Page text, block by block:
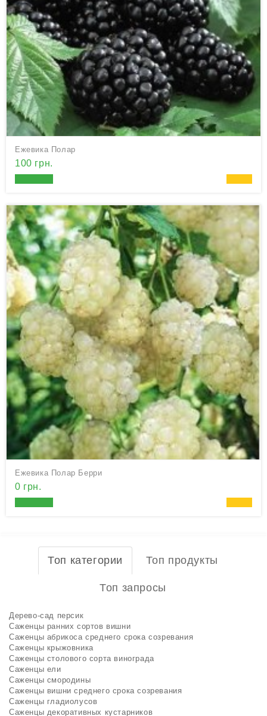
Ежевика Полар
100 грн.
Ежевика Полар Берри
0 грн.
Топ категории Топ продукты
Топ запросы
Дерево-сад персик
Саженцы ранних сортов вишни
Саженцы абрикоса среднего срока созревания
Саженцы крыжовника
Саженцы столового сорта винограда
Саженцы ели
Саженцы смородины
Саженцы вишни среднего срока созревания
Саженцы гладиолусов
Саженцы декоративных кустарников